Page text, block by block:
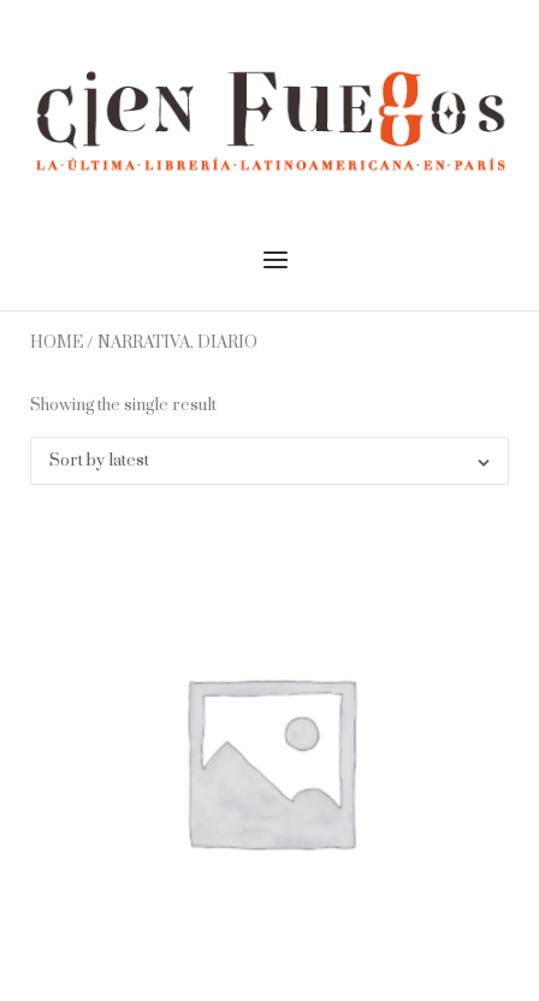
Menu
HOME/ NARRATIVA, DIARIO
Showing the single result
Sort by latest